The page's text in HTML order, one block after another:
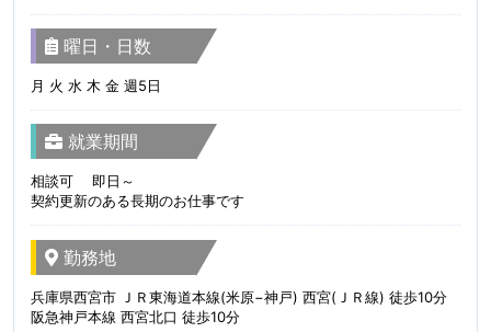
曜日・日数
月 火 水 木 金 週5日
就業期間
相談可 即日～
契約更新のある長期のお仕事です
勤務地
兵庫県西宮市 ＪＲ東海道本線(米原−神戸) 西宮(ＪＲ線) 徒歩10分
阪急神戸本線 西宮北口 徒歩10分